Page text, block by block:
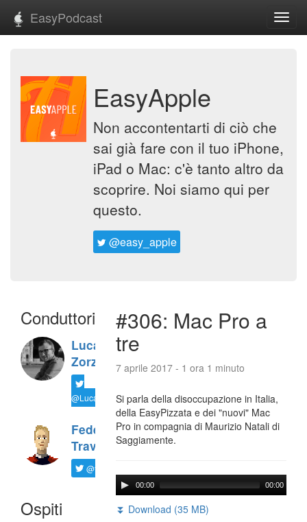
EasyPodcast
EasyApple
Non accontentarti di ciò che
sai già fare con il tuo iPhone,
iPad o Mac: c'è tanto altro da
scoprire. Noi siamo qui per
questo.
@easy_apple
Conduttori
Luca
Zorzi
@LucaTNT
Federico
Travaini
@ftrava
Ospiti
#306: Mac Pro a
tre
7 aprile 2017 - 1 ora 1 minuto
Si parla della disoccupazione in Italia,
della EasyPizzata e dei "nuovi" Mac
Pro in compagnia di Maurizio Natali di
Saggiamente.
00:00 00:00
⏬ Download (35 MB)